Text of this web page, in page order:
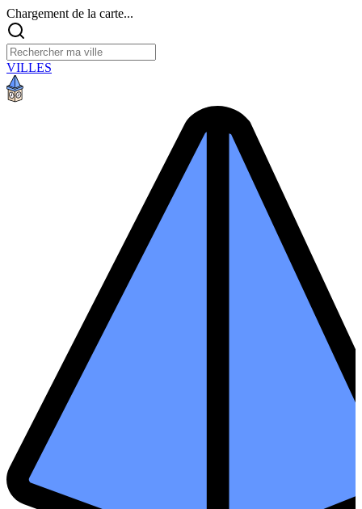
Chargement de la carte...
VILLES